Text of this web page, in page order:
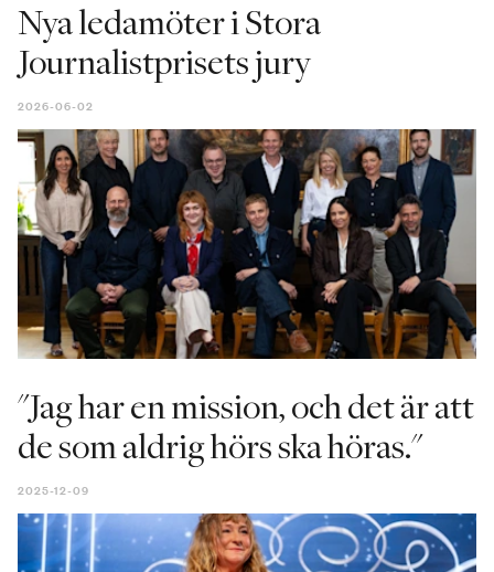
Nya ledamöter i Stora
Journalistprisets jury
2026-06-02
"Jag har en mission, och det är att
de som aldrig hörs ska höras."
2025-12-09